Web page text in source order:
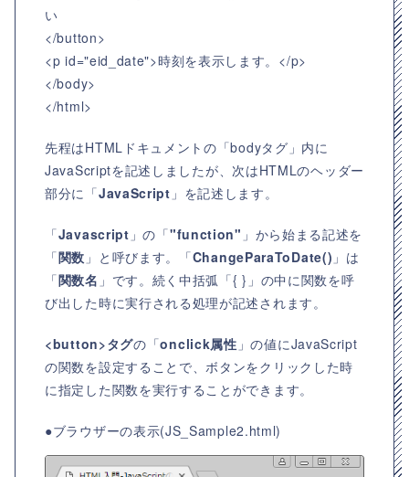
い
</button>
<p id="eid_date">時刻を表示します。</p>
</body>
</html>
先程はHTMLドキュメントの「bodyタグ」内に
JavaScriptを記述しましたが、次はHTMLのヘッダー
部分に「JavaScript 」を記述します。
「Javascript 」の「"function" 」から始まる記述を
「関数 」と呼びます。「ChangeParaToDate() 」は
「関数名 」です。続く中括弧「{ }」の中に関数を呼
び出した時に実行される処理が記述されます。
<button>タグの「onclick属性 」の値にJavaScript
の関数を設定することで、ボタンをクリックした時
に指定した関数を実行することができます。
●ブラウザーの表示(JS_Sample2.html)